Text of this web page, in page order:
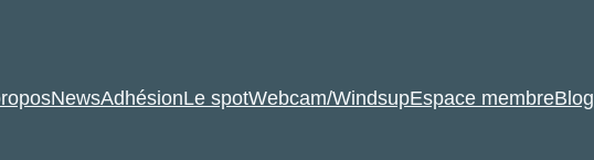
NewsAdhésionLe spotWebcam/WindsupEspace membreBlog